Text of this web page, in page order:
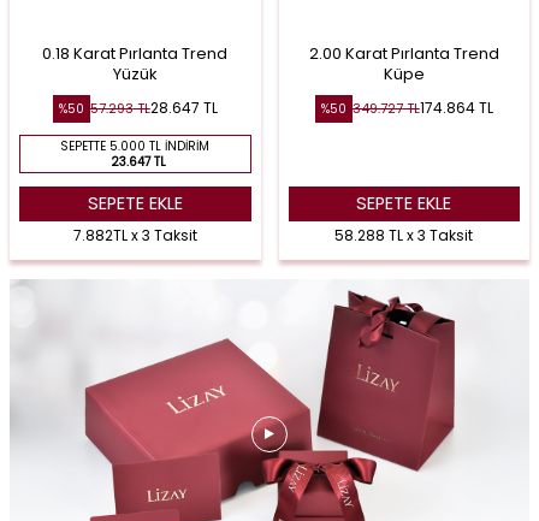
0.18 Karat Pırlanta Trend
Yüzük
%50 57.293TL28.647 TL
SEPETTE 5.000 TL İNDIRIM
23.647 TL
SEPETE EKLE
7.882TL x 3 Taksit
2.00 Karat Pırlanta Trend
Küpe
%50 349.727TL174.864TL
SEPETE EKLE
58.288 TL x 3 Taksit